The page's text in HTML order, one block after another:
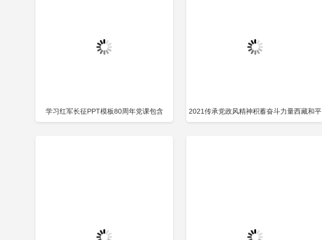
学习红军长征PPT模板80周年党课包含 2021传承党政风精神积蓄奋斗力量西藏和平
添加收藏 立即下载 添加收藏 立即下载